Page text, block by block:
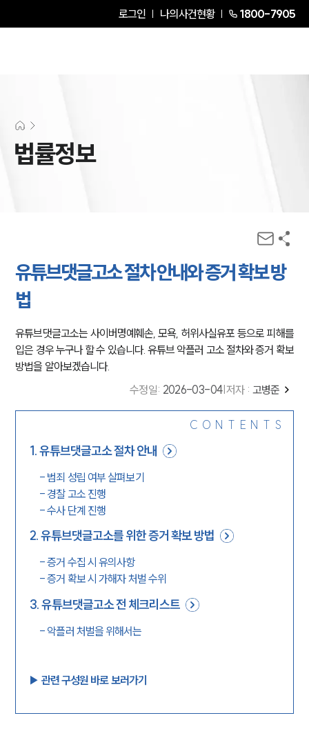
로그인 나의사건현황 1800-7905
법률정보
유튜브댓글고소 절차 안내와 증거 확보 방
법
유튜브댓글고소는 사이버명예훼손, 모욕, 허위사실유포 등으로 피해를
입은 경우 누구나 할 수 있습니다. 유튜브 악플러 고소 절차와 증거 확보
방법을 알아보겠습니다.
수정일: 2026-03-04 저자 : 고병준
CONTENTS
1.유튜브댓글고소 절차 안내
- 범죄 성립 여부 살펴보기
- 경찰 고소 진행
-수사 단계 진행
2.유튜브댓글고소를 위한 증거 확보 방법
-증거 수집 시 유의사항
-증거 확보 시 가해자 처벌 수위
3.유튜브댓글고소 전 체크리스트
- 악플러 처벌을 위해서는
▶︎ 관련 구성원 바로 보러가기